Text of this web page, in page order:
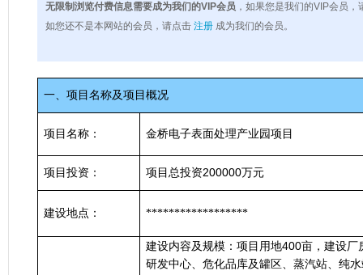
无限制浏览付费信息需要成为我们的VIP会员 ，如果您是我们的VIP会员，
如您还不是本网站的会员，请点击 注册 成为我们的会员。
一、项目名称及项目概况
项目名称： 金桥电子表面处理产业园项目
项目投资： 项目总投资200000万元
建设地点： ******************
建设内容及规模：项目用地400亩，建设厂
研发中心、危化品库及罐区、蒸汽站、纯